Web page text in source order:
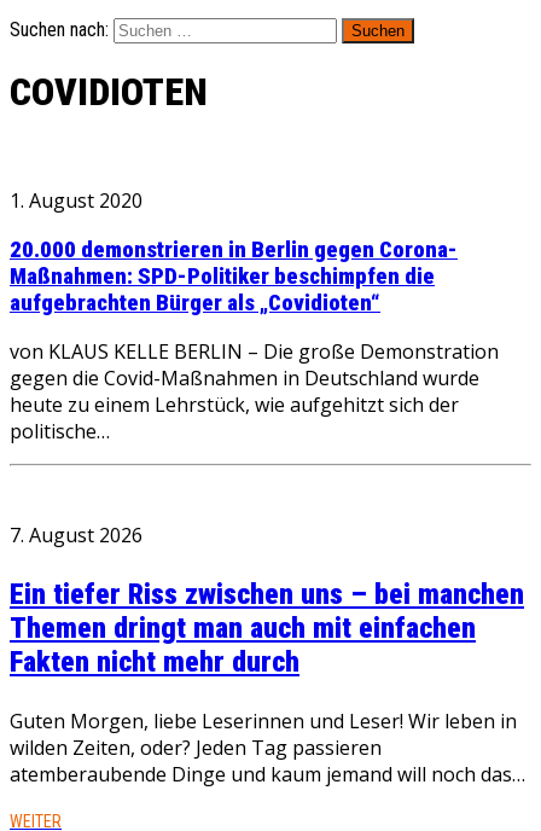
Suchen nach:
COVIDIOTEN
1. August 2020
20.000 demonstrieren in Berlin gegen Corona-
Maßnahmen: SPD-Politiker beschimpfen die
aufgebrachten Bürger als „Covidioten“
von KLAUS KELLE BERLIN – Die große Demonstration
gegen die Covid-Maßnahmen in Deutschland wurde
heute zu einem Lehrstück, wie aufgehitzt sich der
politische…
7. August 2026
Ein tiefer Riss zwischen uns – bei manchen
Themen dringt man auch mit einfachen
Fakten nicht mehr durch
Guten Morgen, liebe Leserinnen und Leser! Wir leben in
wilden Zeiten, oder? Jeden Tag passieren
atemberaubende Dinge und kaum jemand will noch das…
WEITER